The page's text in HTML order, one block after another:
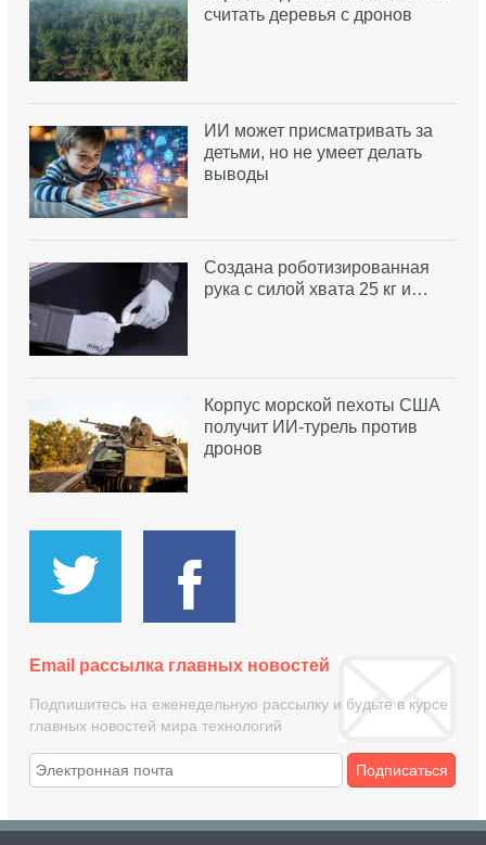
считать деревья с дронов
ИИ может присматривать за
детьми, но не умеет делать
выводы
Создана роботизированная
рука с силой хвата 25 кг и…
Корпус морской пехоты США
получит ИИ-турель против
дронов
Email рассылка главных новостей
Подпишитесь на еженедельную рассылку и будьте в курсе
главных новостей мира технологий
Подписаться